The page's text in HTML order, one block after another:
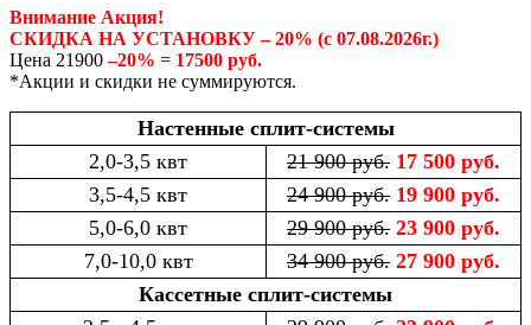
Внимание Акция!
СКИДКА НА УСТАНОВКУ – 20% (с 07.08.2026г.)
Цена 21900–20% = 17500 руб.
*Акции и скидки не суммируются.
Настенные сплит-системы
2,0-3,5 квт
21 900 руб. 17 500 руб.
3,5-4,5 квт
24 900 руб. 19 900 руб.
5,0-6,0 квт
29 900 руб. 23 900 руб.
7,0-10,0 квт
34 900 руб. 27 900 руб.
Кассетные сплит-системы